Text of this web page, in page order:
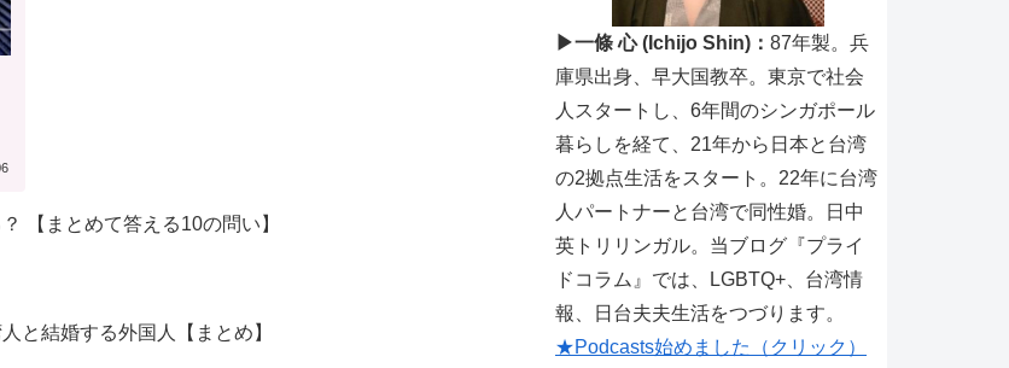
【まとめて答える10の問い】
と結婚する外国人【まとめ】
▶一條 心 (Ichijo Shin)： 87年製。兵
庫県出身、早大国教卒。東京で社会
人スタートし、6年間のシンガポール
暮らしを経て、21年から日本と台湾
の2拠点生活をスタート。22年に台湾
人パートナーと台湾で同性婚。日中
英トリリンガル。当ブログ『プライ
ドコラム』では、LGBTQ+、台湾情
報、日台夫夫生活をつづります。
★Podcasts始めました（クリック）